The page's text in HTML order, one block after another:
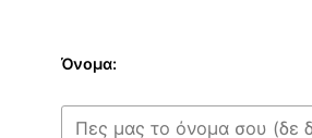
Όνομα: